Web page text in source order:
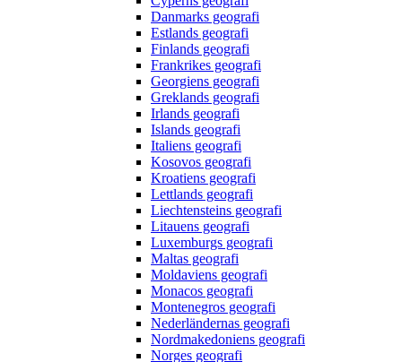
Danmarks geografi
Estlands geografi
Finlands geografi
Frankrikes geografi
Georgiens geografi
Greklands geografi
Irlands geografi
Islands geografi
Italiens geografi
Kosovos geografi
Kroatiens geografi
Lettlands geografi
Liechtensteins geografi
Litauens geografi
Luxemburgs geografi
Maltas geografi
Moldaviens geografi
Monacos geografi
Montenegros geografi
Nederländernas geografi
Nordmakedoniens geografi
Norges geografi